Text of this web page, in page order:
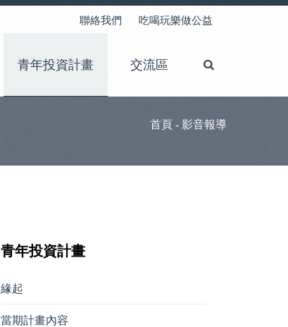
聯絡我們 吃喝玩樂做公益
青年投資計畫 交流區
首頁 - 影音報導
青年投資計畫
緣起
當期計畫內容